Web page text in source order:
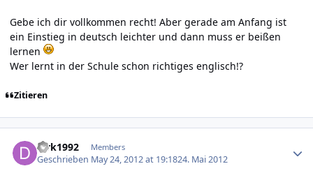
Gebe ich dir vollkommen recht! Aber gerade am Anfang ist
ein Einstieg in deutsch leichter und dann muss er beißen
lernen
Wer lernt in der Schule schon richtiges englisch!?
Zitieren
dirk1992 Members
Geschrieben May 24, 2012 at 19:1824. Mai 2012